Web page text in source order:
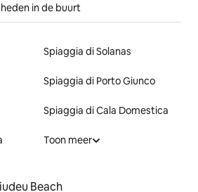
in de buurt
Spiaggia di Solanas
Spiaggia di Porto Giunco
Spiaggia di Cala Domestica
Toon meer
Beach